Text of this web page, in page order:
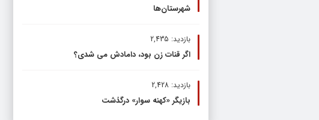
شهرستان‌ها
بازدید: 2,435
اگر قنات زن بود، دامادش می شدی؟
بازدید: 2,428
بازیگر «کهنه سوار» درگذشت